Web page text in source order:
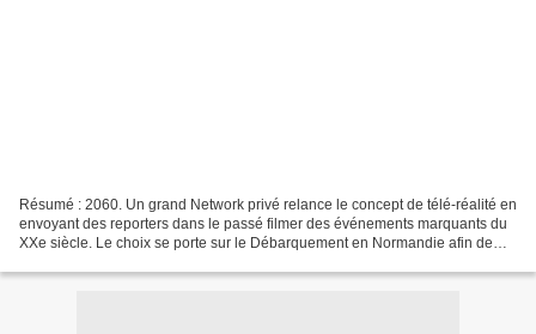
Résumé : 2060. Un grand Network privé relance le concept de télé-réalité en
envoyant des reporters dans le passé filmer des événements marquants du
XXe siècle. Le choix se porte sur le Débarquement en Normandie afin de